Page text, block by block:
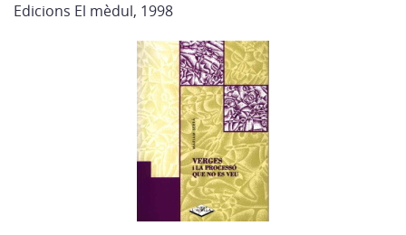
Edicions El mèdul, 1998